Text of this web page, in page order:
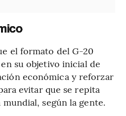
el formato del G-20
su objetivo inicial de
económica y reforzar
evitar que se repita
según la gente.